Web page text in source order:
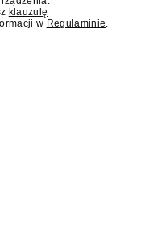
się
klauzulę
w Regulaminie.